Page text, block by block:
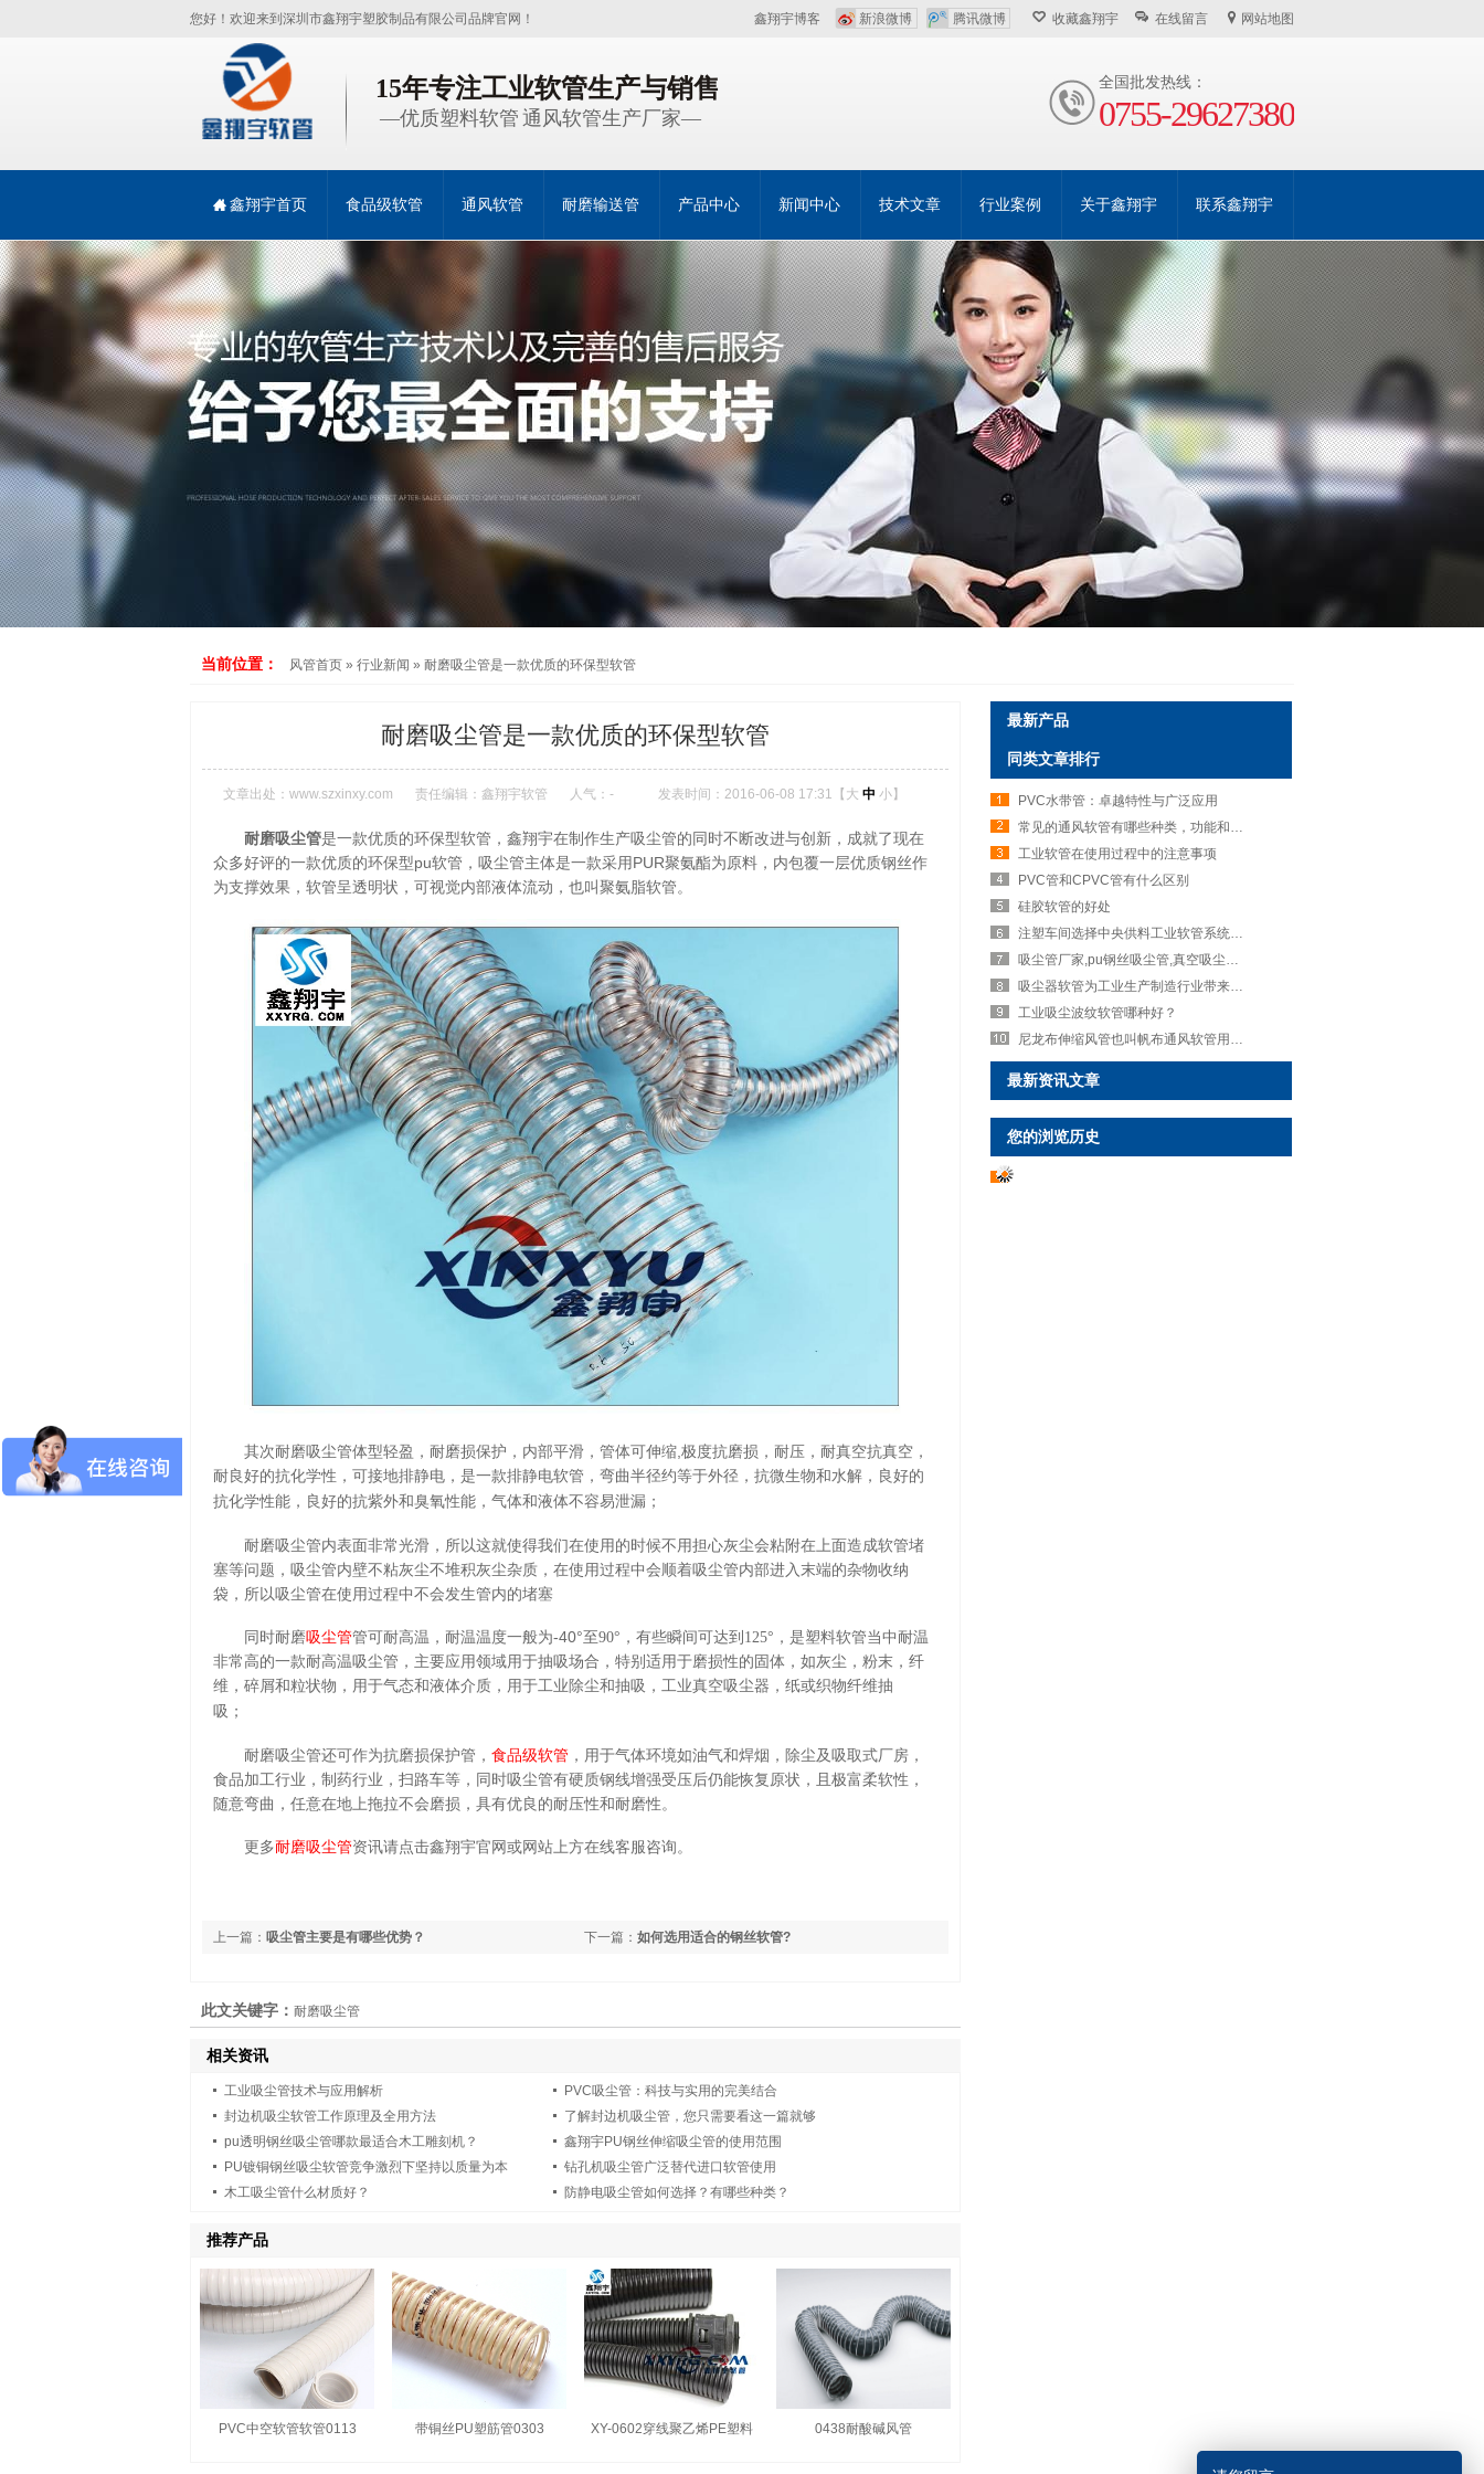
鑫翔宇博客 新浪微博 腾讯微博 收藏鑫翔宇 在线留言 网站地图
您好！欢迎来到深圳市鑫翔宇塑胶制品有限公司品牌官网！
全国批发热线：
0755-29627380
15年专注工业软管生产与销售
—优质塑料软管 通风软管生产厂家—
鑫翔宇首页 食品级软管 通风软管 耐磨输送管 产品中心 新闻中心 技术文章 行业案例 关于鑫翔宇 联系鑫翔宇
当前位置： 风管首页 » 行业新闻 » 耐磨吸尘管是一款优质的环保型软管
耐磨吸尘管是一款优质的环保型软管
文章出处： www.szxinxy.com 责任编辑：鑫翔宇软管 人气： - 发表时间：2016-06-08 17:31【 大 中 小】
耐磨吸尘管是一款优质的环保型软管，鑫翔宇在制作生产吸尘管的同时不断改进与创新，成就了现在
众多好评的一款优质的环保型pu软管，吸尘管主体是一款采用PUR聚氨酯为原料，内包覆一层优质钢丝作
为支撑效果，软管呈透明状，可视觉内部液体流动，也叫聚氨脂软管。
其次耐磨吸尘管体型轻盈，耐磨损保护，内部平滑，管体可伸缩, 极度抗磨损，耐压，耐真空抗真空，
耐良好的抗化学性，可接地排静电，是一款排静电软管，弯曲半径约等于外径，抗微生物和水解，良好的
抗化学性能，良好的抗紫外和臭氧性能，气体和液体不容易泄漏；
耐磨吸尘管内表面非常光滑，所以这就使得我们在使用的时候不用担心灰尘会粘附在上面造成软管堵
塞等问题，吸尘管内壁不粘灰尘不堆积灰尘杂质，在使用过程中会顺着吸尘管内部进入末端的杂物收纳
袋，所以吸尘管在使用过程中不会发生管内的堵塞
同时耐磨吸尘管管可耐高温，耐温温度一般为-40°至90° ，有些瞬间可达到125° ，是塑料软管当中耐温
非常高的一款耐高温吸尘管，主要应用领域用于抽吸场合，特别适用于磨损性的固体，如灰尘，粉末，纤
维，碎屑和粒状物，用于气态和液体介质，用于工业除尘和抽吸，工业真空吸尘器，纸或织物纤维抽
吸；
耐磨吸尘管还可作为抗磨损保护管， 食品级软管 ，用于气体环境如油气和焊烟，除尘及吸取式厂房，
食品加工行业，制药行业，扫路车等，同时吸尘管有硬质钢线增强受压后仍能恢复原状，且极富柔软性，
随意弯曲，任意在地上拖拉不会磨损，具有优良的耐压性和耐磨性。
更多耐磨吸尘管资讯请点击鑫翔宇官网或网站上方在线客服咨询。
下一篇： 如何选用适合的钢丝软管?
上一篇： 吸尘管主要是有哪些优势？
此文关键字： 耐磨吸尘管
相关资讯
工业吸尘管技术与应用解析
PVC吸尘管：科技与实用的完美结合
封边机吸尘软管工作原理及全用方法
了解封边机吸尘管，您只需要看这一篇就够
pu透明钢丝吸尘管哪款最适合木工雕刻机？
鑫翔宇PU钢丝伸缩吸尘管的使用范围
PU镀铜钢丝吸尘软管竞争激烈下坚持以质量为本
钻孔机吸尘管广泛替代进口软管使用
木工吸尘管什么材质好？
防静电吸尘管如何选择？有哪些种类？
推荐产品
PVC中空软管软管0113 带铜丝PU塑筋管0303 XY-0602穿线聚乙烯PE塑料 0438耐酸碱风管
最新产品
同类文章排行
PVC水带管：卓越特性与广泛应用
常见的通风软管有哪些种类，功能和用途是什么？
工业软管在使用过程中的注意事项
PVC管和CPVC管有什么区别
硅胶软管的好处
注塑车间选择中央供料工业软管系统的原因
吸尘管厂家,pu钢丝吸尘管,真空吸尘管采用耐磨损耐高温聚氨脂原料
吸尘器软管为工业生产制造行业带来的帮助！
工业吸尘波纹软管哪种好？
尼龙布伸缩风管也叫帆布通风软管用于机械设备通排风
最新资讯文章
您的浏览历史